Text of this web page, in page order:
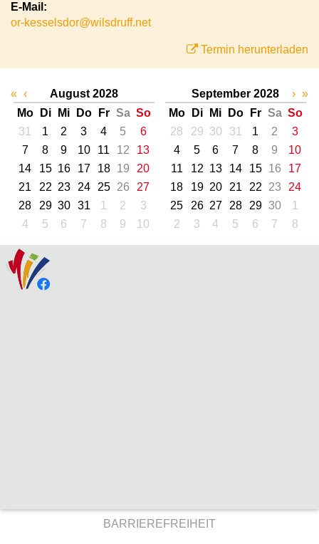
E-Mail:
or-kesselsdor@wilsdruff.net
Termin herunterladen
« ‹
August 2028
Mo
Di Mi Do Fr Sa So
31
1 2 3 4 5
6
7
8 9 10 11 12
13
14
15 16 17 18 19
20
21
22 23 24 25 26
27
28
29 30 31 1 2
3
4
5 6 7 8 9 10
September 2028
Mo
Di Mi Do Fr Sa So
28
29 30 31 1 2
3
4
5 6 7 8 9
10
11
12 13 14 15 16
17
18
19 20 21 22 23
24
25
26 27 28 29 30
1
2
3 4 5 6 7 8
› »
BARRIEREFREIHEIT